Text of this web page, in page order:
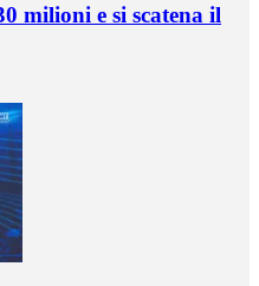
milioni e si scatena il